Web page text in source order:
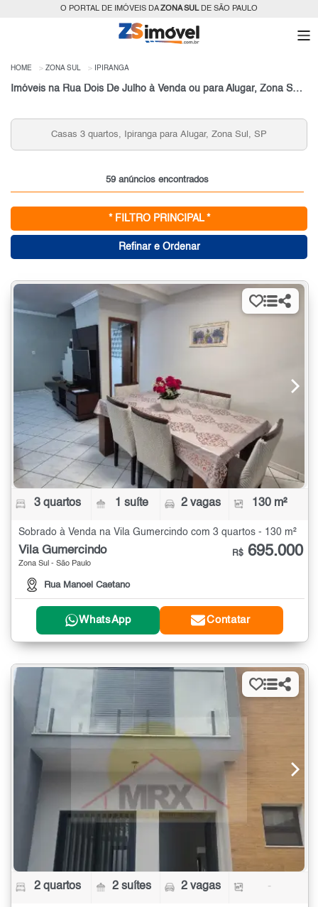
O PORTAL DE IMÓVEIS DAZONA SULDE SÃO PAULO
HOME ZONA SUL IPIRANGA
Imóveis na Rua Dois De Julho à Venda ou para Alugar, Zona Sul, São Paulo, SP
Casas 2 quartos, Ipiranga para Venda, Zona Sul, SP
59 anúncios encontrados
* FILTRO PRINCIPAL *
Refinar e Ordenar
3 quartos 1 suíte 2 vagas 130 m²
Sobrado à Venda na Vila Gumercindo com 3 quartos - 130 m²
Vila Gumercindo
Zona Sul - São Paulo
Rua Manoel Caetano
R$ 695.000
WhatsApp Contatar
2 quartos 2 suítes 2 vagas -